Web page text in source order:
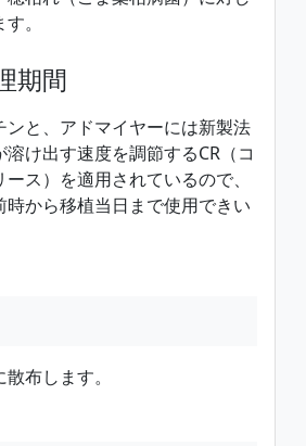
。
期間
ンと、アドマイヤーには新製法
け出す速度を調節するCR（コ
ス）を適用されているので、
時から移植当日まで使用できい
布します。